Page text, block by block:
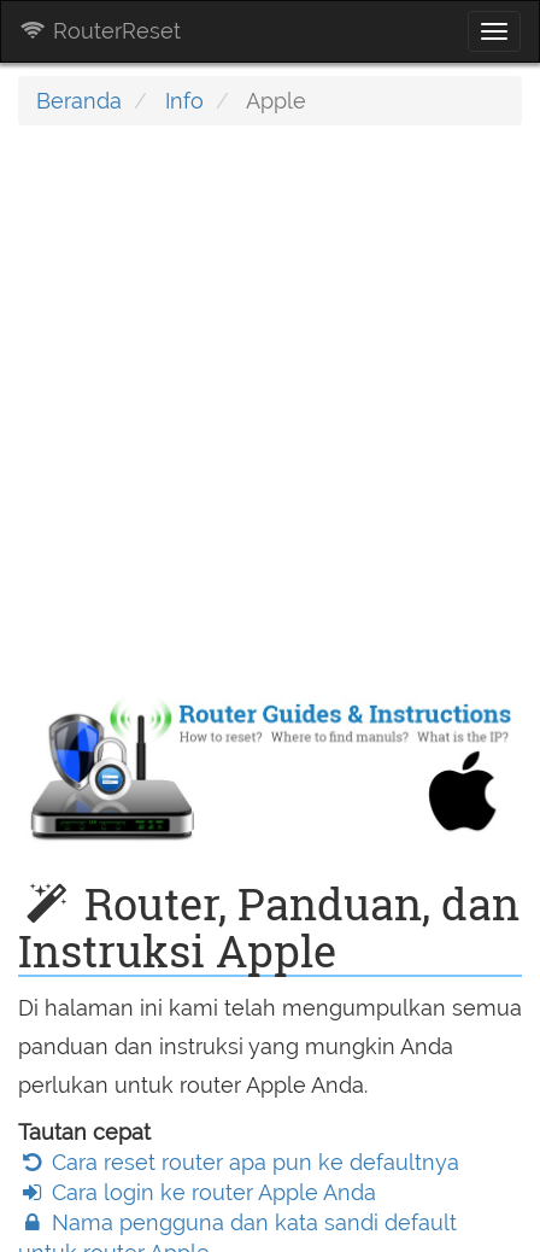
RouterReset
Beranda Info Apple
Router, Panduan, dan
Instruksi Apple
Di halaman ini kami telah mengumpulkan semua
panduan dan instruksi yang mungkin Anda
perlukan untuk router Apple Anda.
Tautan cepat
Cara reset router apa pun ke defaultnya
Cara login ke router Apple Anda
Nama pengguna dan kata sandi default